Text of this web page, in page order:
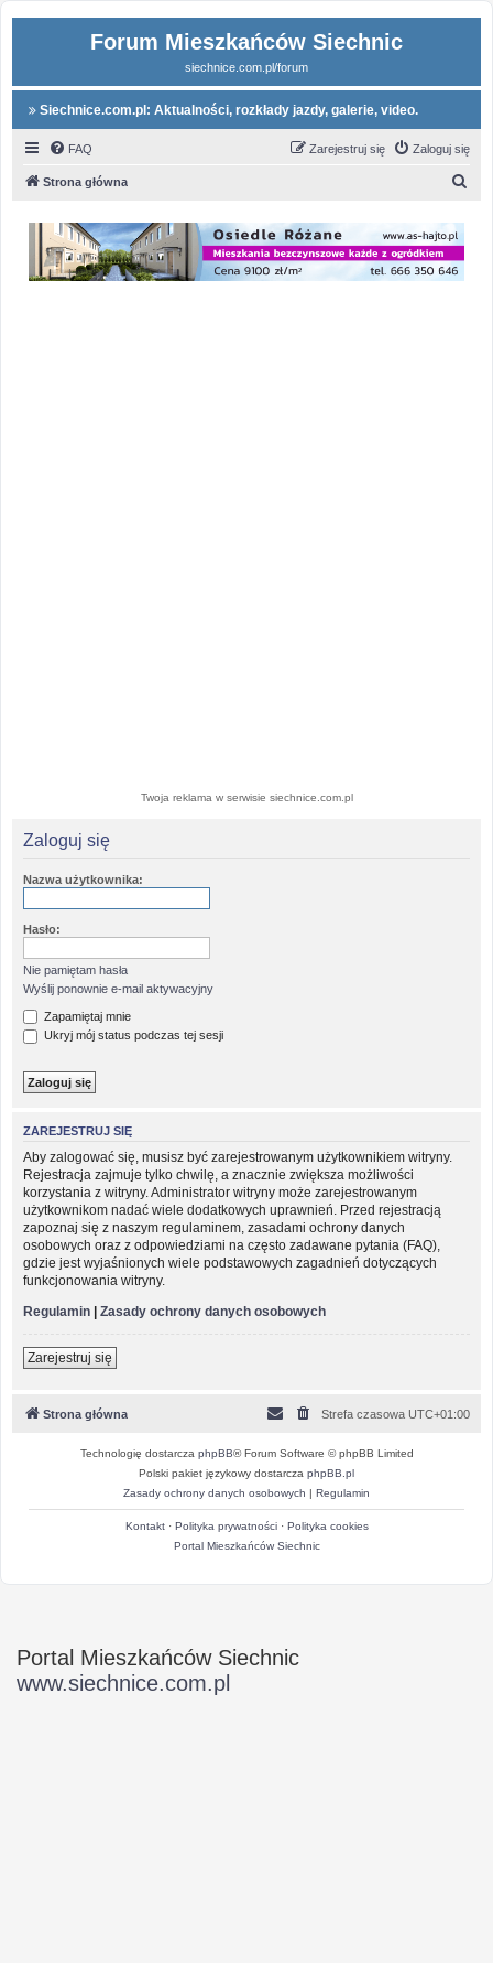
Forum Mieszkańców Siechnic
siechnice.com.pl/forum
Siechnice.com.pl: Aktualności, rozkłady jazdy, galerie, video.
FAQ Zaloguj się
Zarejestruj się
Strona główna
Twoja reklama w serwisie siechnice.com.pl
Zaloguj się
Nazwa użytkownika:
Hasło:
Nie pamiętam hasła
Wyślij ponownie e-mail aktywacyjny
Zapamiętaj mnie
Ukryj mój status podczas tej sesji
ZAREJESTRUJ SIĘ
Aby zalogować się, musisz być zarejestrowanym użytkownikiem witryny.
Rejestracja zajmuje tylko chwilę, a znacznie zwiększa możliwości
korzystania z witryny. Administrator witryny może zarejestrowanym
użytkownikom nadać wiele dodatkowych uprawnień. Przed rejestracją
zapoznaj się z naszym regulaminem, zasadami ochrony danych
osobowych oraz z odpowiedziami na często zadawane pytania (FAQ),
gdzie jest wyjaśnionych wiele podstawowych zagadnień dotyczących
funkcjonowania witryny.
Regulamin | Zasady ochrony danych osobowych
Zarejestruj się
Strona główna Strefa czasowa UTC+01:00
Technologię dostarcza phpBB® Forum Software © phpBB Limited
Polski pakiet językowy dostarcza phpBB.pl
Zasady ochrony danych osobowych | Regulamin
Kontakt· Polityka prywatności· Polityka cookies
Portal Mieszkańców Siechnic
Portal Mieszkańców Siechnic
www.siechnice.com.pl